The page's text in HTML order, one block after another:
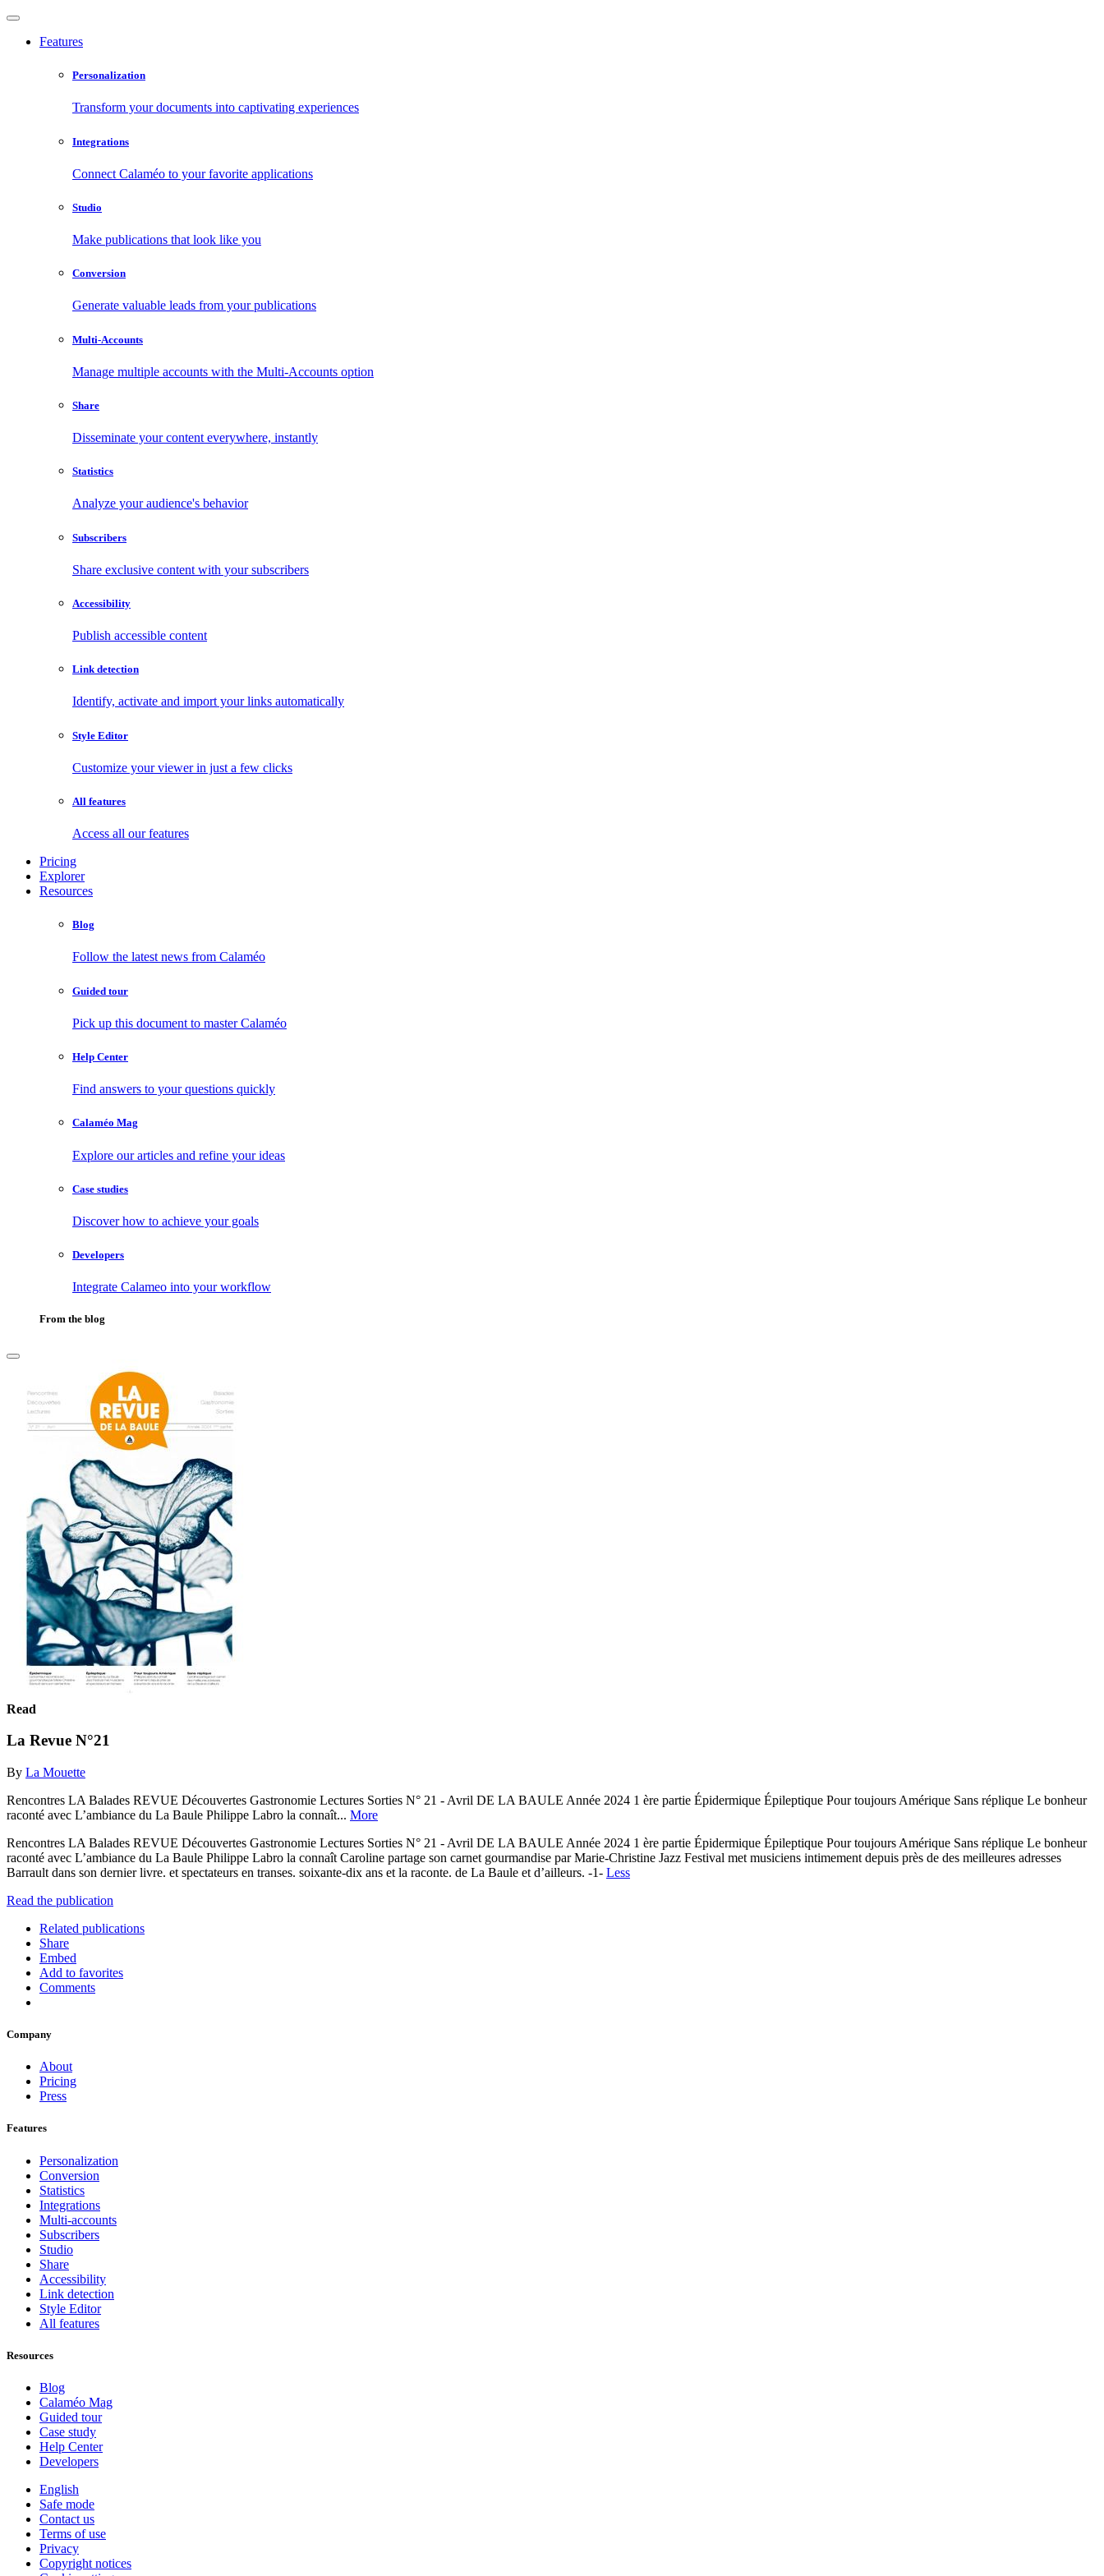
Features
Personalization
Transform your documents into captivating experiences
Integrations
Connect Calaméo to your favorite applications
Studio
Make publications that look like you
Conversion
Generate valuable leads from your publications
Multi-Accounts
Manage multiple accounts with the Multi-Accounts option
Share
Disseminate your content everywhere, instantly
Statistics
Analyze your audience's behavior
Subscribers
Share exclusive content with your subscribers
Accessibility
Publish accessible content
Link detection
Identify, activate and import your links automatically
Style Editor
Customize your viewer in just a few clicks
All features
Access all our features
Pricing
Explorer
Resources
Blog
Follow the latest news from Calaméo
Guided tour
Pick up this document to master Calaméo
Help Center
Find answers to your questions quickly
Calaméo Mag
Explore our articles and refine your ideas
Case studies
Discover how to achieve your goals
Developers
Integrate Calameo into your workflow
From the blog
Read
La Revue N°21
By La Mouette
Rencontres LA Balades REVUE Découvertes Gastronomie Lectures Sorties N° 21 - Avril DE LA BAULE Année 2024 1 ère partie Épidermique Épileptique Pour toujours Amérique Sans réplique Le bonheur
raconté avec L’ambiance du La Baule Philippe Labro la connaît... More
Rencontres LA Balades REVUE Découvertes Gastronomie Lectures Sorties N° 21 - Avril DE LA BAULE Année 2024 1 ère partie Épidermique Épileptique Pour toujours Amérique Sans réplique Le bonheur
raconté avec L’ambiance du La Baule Philippe Labro la connaît Caroline partage son carnet gourmandise par Marie-Christine Jazz Festival met musiciens intimement depuis près de des meilleures adresses
Barrault dans son dernier livre. et spectateurs en transes. soixante-dix ans et la raconte. de La Baule et d’ailleurs. -1- Less
Read the publication
Related publications
Share
Embed
Add to favorites
Comments
Company
About
Pricing
Press
Features
Personalization
Conversion
Statistics
Integrations
Multi-accounts
Subscribers
Studio
Share
Accessibility
Link detection
Style Editor
All features
Resources
Blog
Calaméo Mag
Guided tour
Case study
Help Center
Developers
English
Safe mode
Contact us
Terms of use
Privacy
Copyright notices